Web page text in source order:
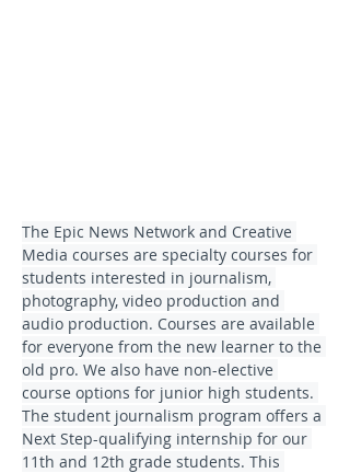
The Epic News Network and Creative
Media courses are specialty courses for
students interested in journalism,
photography, video production and
audio production. Courses are available
for everyone from the new learner to the
old pro. We also have non-elective
course options for junior high students.
The student journalism program offers a
Next Step-qualifying internship for our
11th and 12th grade students. This